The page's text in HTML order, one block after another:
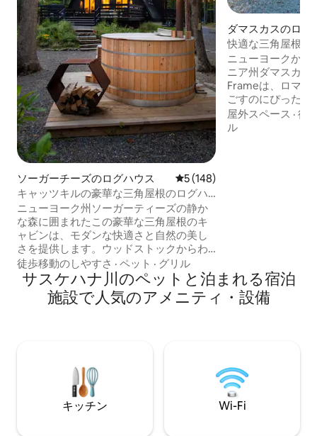
ソーガーチーズのログハウス レビュー148件、5つ星中5つ
5 (148)
キャッツキルの豪華な三角屋根のログハ
ウス｜ジャグジー＆サウナ
ニューヨーク州ソーガーティーズの静か
な森に囲まれたこの豪華な三角屋根のキ
ャビンは、モダンな快適さと自然の美し
さを提供します。ウッドストックからわ
ずか10分、ニューヨーク市から2時間。2
エーカーのプライベートロットにありま
す。アクセスも簡単です。プレミアムク
イーンカスパーマットレス、ブレビルの
キルのハイキング、スキー、人気のダイ
ニングスポットの近くにある快適でスタ
イリッシュな隠れ家です。 詳しくは、私
たちのインスタグラム
徒歩移動のしやすさ · ペット · グリル
ダマスカスのログ
快適な三角屋根の
ー、焚き火台、ペ
ニューヨークから
ニア州ダマスカ
Frameは、ロマン
ごすのにぴったり
森の中に佇む、
リトリートでは、
屋外スペース ·徒
ル
サスケハナ川のペットと泊まれる宿泊
施設で人気のアメニティ・設備
キッチン Wi-Fi